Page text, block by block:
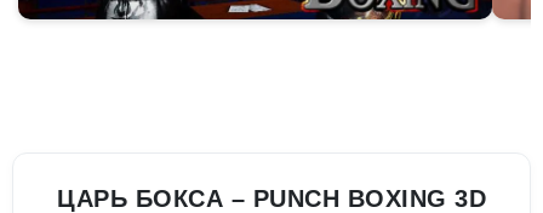
ЦАРЬ БОКСА – PUNCH BOXING 3D